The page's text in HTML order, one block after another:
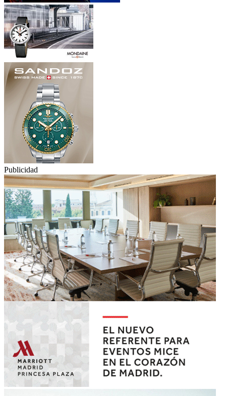
Publicidad